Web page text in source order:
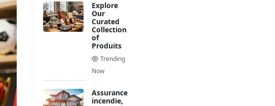
Explore
Our
Curated
Collection
of
Produits
Trending
Now
Assurance
incendie,